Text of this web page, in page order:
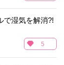
で湿気を解消?!
5